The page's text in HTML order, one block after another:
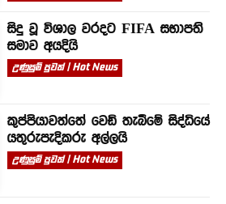
සිදු වූ විශාල වරදට FIFA සභාපති
සමාව අයදියි
උණුසුම් පුවත් | Hot News
කුප්පියාවත්තේ වෙඩි තැබීමේ සිද්ධියේ
යතුරුපැදිකරු අල්ලයි
උණුසුම් පුවත් | Hot News